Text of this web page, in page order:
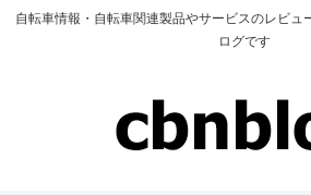
自転車情報・自転車関連製品やサービスのレビュ
ログです